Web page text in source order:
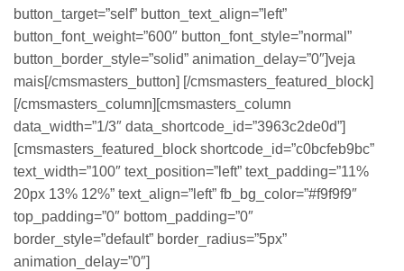
button_target=”self” button_text_align=”left”
button_font_weight=”600″ button_font_style=”normal”
button_border_style=”solid” animation_delay=”0″]veja
mais[/cmsmasters_button] [/cmsmasters_featured_block]
[/cmsmasters_column][cmsmasters_column
data_width=”1/3″ data_shortcode_id=”3963c2de0d”]
[cmsmasters_featured_block shortcode_id=”c0bcfeb9bc”
text_width=”100″ text_position=”left” text_padding=”11%
20px 13% 12%” text_align=”left” fb_bg_color=”#f9f9f9″
top_padding=”0″ bottom_padding=”0″
border_style=”default” border_radius=”5px”
animation_delay=”0″]